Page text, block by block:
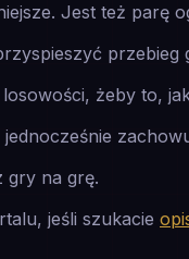
Jest też parę
przebieg
żeby to,
jednocześnie
gry na grę.
jeśli szukacie